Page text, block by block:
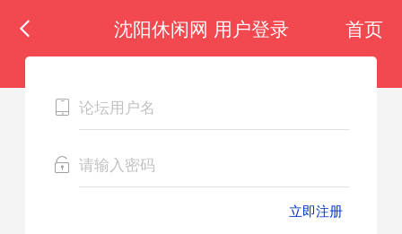
沈阳休闲网 用户登录 首页
立即注册